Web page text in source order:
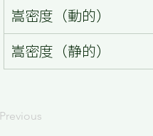
嵩密度（動的）
嵩密度（静的）
Previous